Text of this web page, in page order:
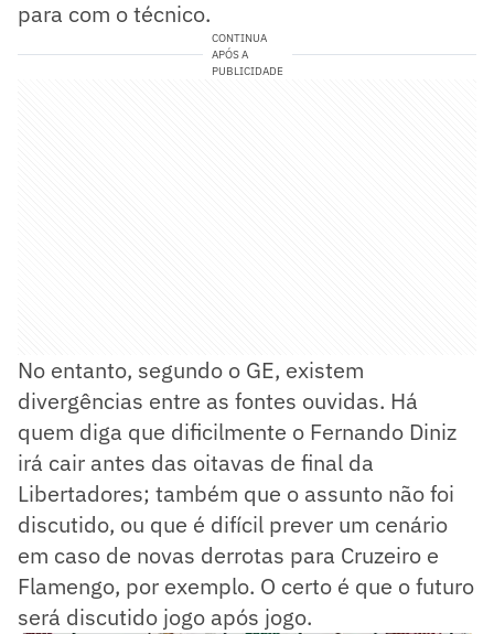
para com o técnico.
CONTINUA
APÓS A
PUBLICIDADE
No entanto, segundo o GE, existem
divergências entre as fontes ouvidas. Há
quem diga que dificilmente o Fernando Diniz
irá cair antes das oitavas de final da
Libertadores; também que o assunto não foi
discutido, ou que é difícil prever um cenário
em caso de novas derrotas para Cruzeiro e
Flamengo, por exemplo. O certo é que o futuro
será discutido jogo após jogo.